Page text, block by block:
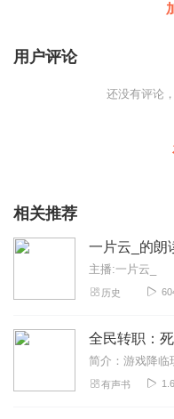
用户评论
还没有评论
相关推荐
一片云_的朗
主播:一片云_
历史
有声书